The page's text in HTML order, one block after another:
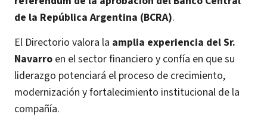
de la República Argentina (BCRA).
El Directorio valora la amplia experiencia del Sr.
Navarro en el sector financiero y confía en que su
liderazgo potenciará el proceso de crecimiento,
modernización y fortalecimiento institucional de la
compañía.